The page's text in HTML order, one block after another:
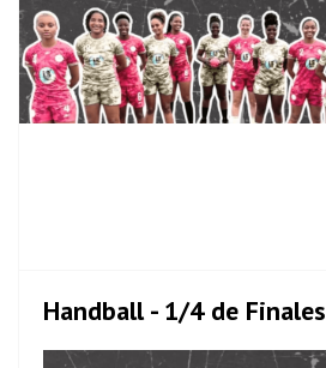
Handball - 1/4 de Finales